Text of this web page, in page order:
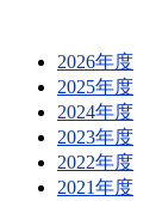
2026年度
2025年度
2024年度
2023年度
2022年度
2021年度